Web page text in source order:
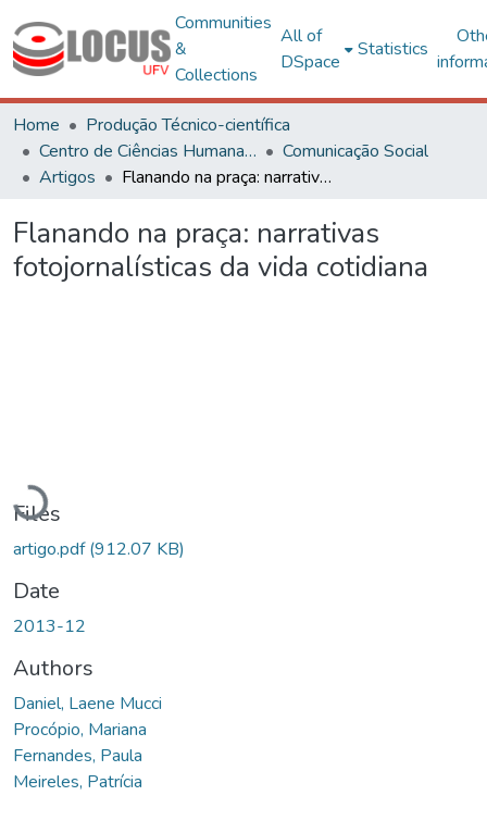
Communities
&
Collections
All of
DSpace
Statistics
Home
Produção Técnico-científica
Centro de Ciências Humanas, Letras e Artes
Comunicação Social
Artigos
Flanando na praça: narrativas fotojornalísticas da vida cotidiana
Flanando na praça: narrativas
fotojornalísticas da vida cotidiana
Loading...
Files
artigo.pdf(912.07 KB)
Date
2013-12
Authors
Daniel, Laene Mucci
Procópio, Mariana
Fernandes, Paula
Meireles, Patrícia